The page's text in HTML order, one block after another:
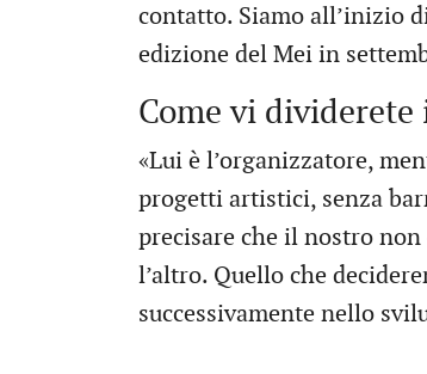
contatto. Siamo all’inizio
edizione del Mei in
Come vi
«Lui è l’organizzatore,
progetti artistici, senza
precisare che il nostro
l’altro. Quello che
successivamente nello